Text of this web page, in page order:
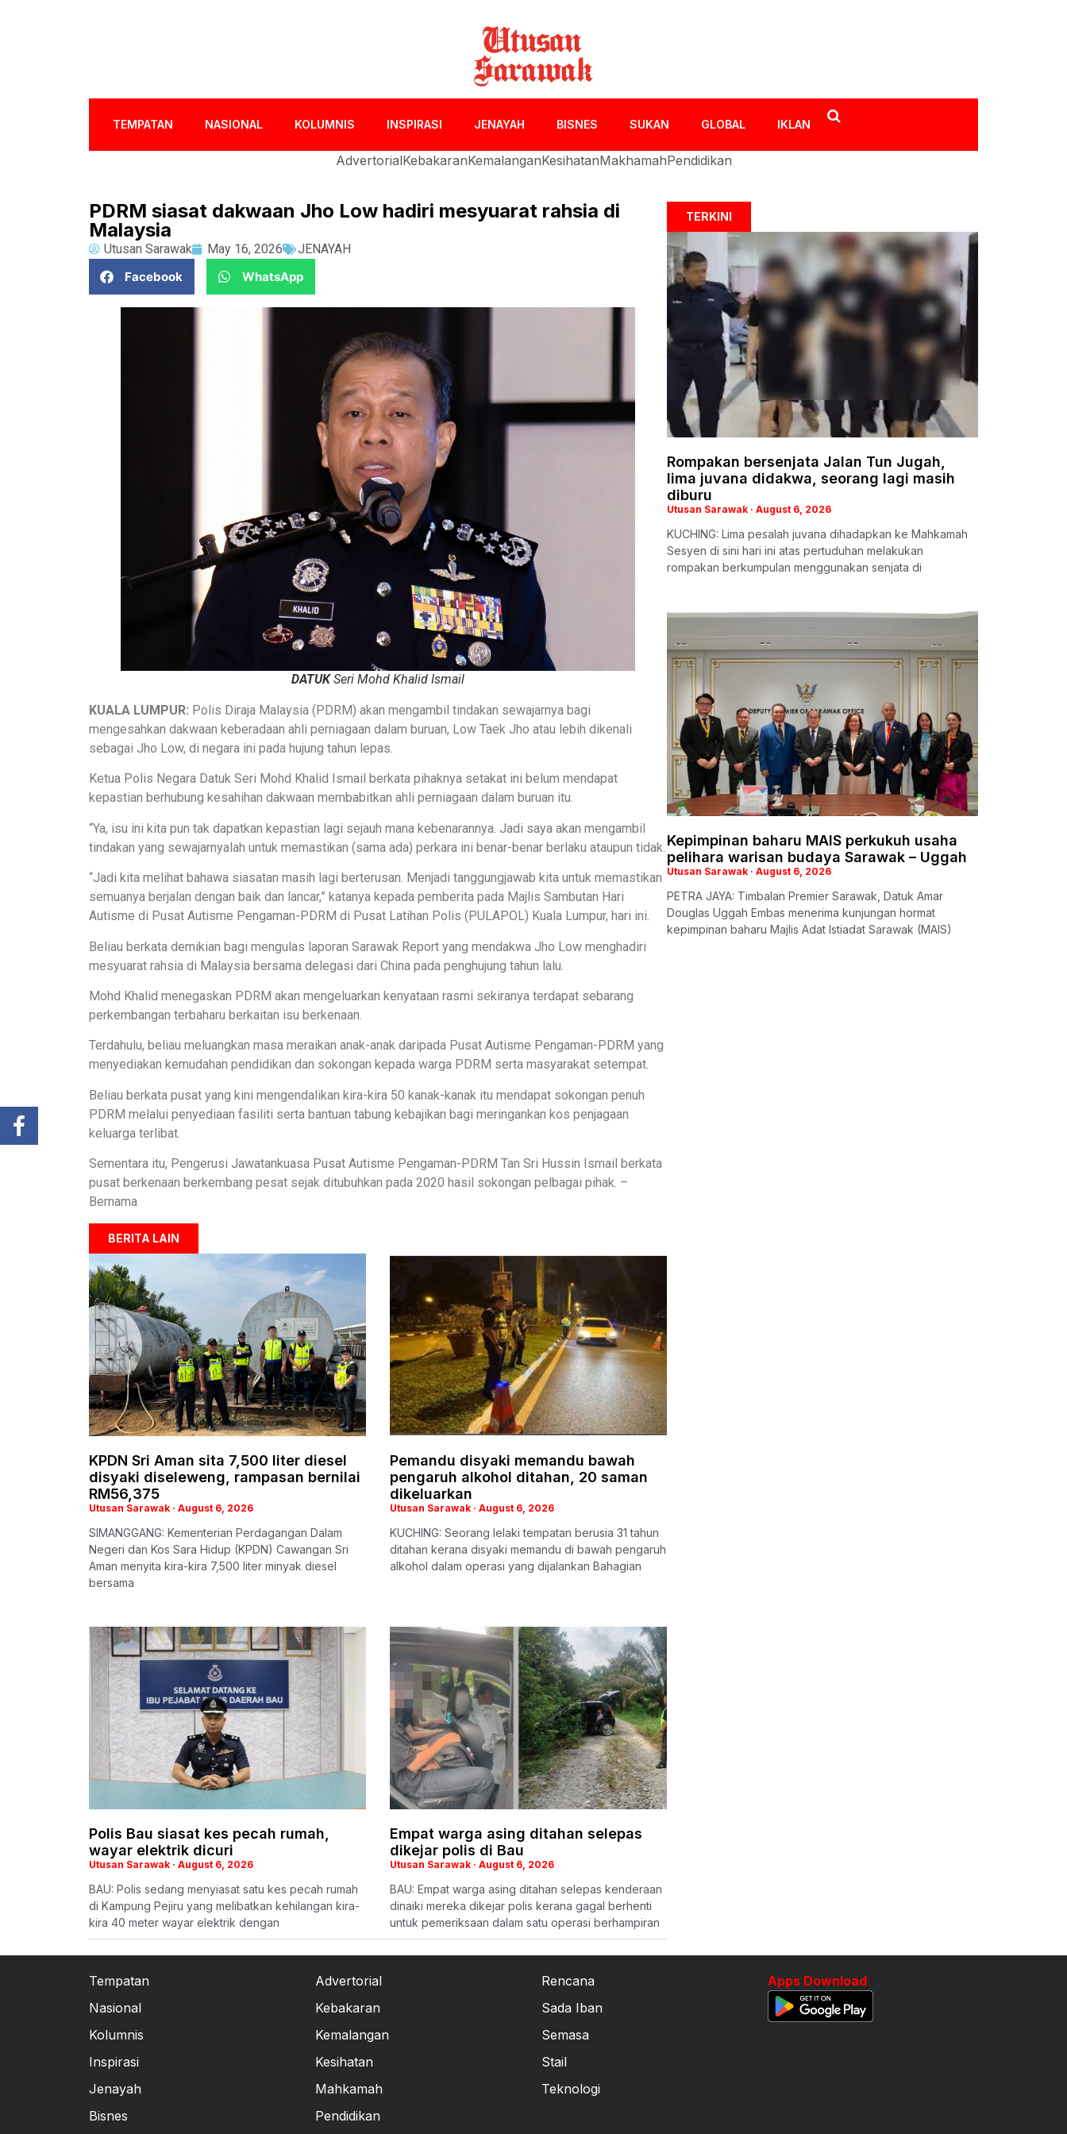
TEMPATAN NASIONAL KOLUMNIS INSPIRASI JENAYAH BISNES SUKAN GLOBAL IKLAN
AdvertorialKebakaranKemalanganKesihatanMakhamahPendidikan
PDRM siasat dakwaan Jho Low hadiri mesyuarat rahsia di
Malaysia
Utusan Sarawak May 16, 2026
JENAYAH
Facebook
WhatsApp
DATUKSeri Mohd Khalid Ismail
KUALA LUMPUR: Polis Diraja Malaysia (PDRM) akan mengambil tindakan sewajarnya bagi
mengesahkan dakwaan keberadaan ahli perniagaan dalam buruan, Low Taek Jho atau lebih dikenali
sebagai Jho Low, di negara ini pada hujung tahun lepas.
Ketua Polis Negara Datuk Seri Mohd Khalid Ismail berkata pihaknya setakat ini belum mendapat
kepastian berhubung kesahihan dakwaan membabitkan ahli perniagaan dalam buruan itu.
“Ya, isu ini kita pun tak dapatkan kepastian lagi sejauh mana kebenarannya. Jadi saya akan mengambil
tindakan yang sewajarnyalah untuk memastikan (sama ada) perkara ini benar-benar berlaku ataupun tidak.
“Jadi kita melihat bahawa siasatan masih lagi berterusan. Menjadi tanggungjawab kita untuk memastikan
semuanya berjalan dengan baik dan lancar,” katanya kepada pemberita pada Majlis Sambutan Hari
Autisme di Pusat Autisme Pengaman-PDRM di Pusat Latihan Polis (PULAPOL) Kuala Lumpur, hari ini.
Beliau berkata demikian bagi mengulas laporan Sarawak Report yang mendakwa Jho Low menghadiri
mesyuarat rahsia di Malaysia bersama delegasi dari China pada penghujung tahun lalu.
Mohd Khalid menegaskan PDRM akan mengeluarkan kenyataan rasmi sekiranya terdapat sebarang
perkembangan terbaharu berkaitan isu berkenaan.
Terdahulu, beliau meluangkan masa meraikan anak-anak daripada Pusat Autisme Pengaman-PDRM yang
menyediakan kemudahan pendidikan dan sokongan kepada warga PDRM serta masyarakat setempat.
Beliau berkata pusat yang kini mengendalikan kira-kira 50 kanak-kanak itu mendapat sokongan penuh
PDRM melalui penyediaan fasiliti serta bantuan tabung kebajikan bagi meringankan kos penjagaan
keluarga terlibat.
Sementara itu, Pengerusi Jawatankuasa Pusat Autisme Pengaman-PDRM Tan Sri Hussin Ismail berkata
pusat berkenaan berkembang pesat sejak ditubuhkan pada 2020 hasil sokongan pelbagai pihak. –
Bernama
BERITA LAIN
KPDN Sri Aman sita 7,500 liter diesel
disyaki diseleweng, rampasan bernilai
RM56,375
Utusan Sarawak August 6, 2026
SIMANGGANG: Kementerian Perdagangan Dalam
Negeri dan Kos Sara Hidup (KPDN) Cawangan Sri
Aman menyita kira-kira 7,500 liter minyak diesel
bersama
Pemandu disyaki memandu bawah
pengaruh alkohol ditahan, 20 saman
dikeluarkan
Utusan Sarawak August 6, 2026
KUCHING: Seorang lelaki tempatan berusia 31 tahun
ditahan kerana disyaki memandu di bawah pengaruh
alkohol dalam operasi yang dijalankan Bahagian
Polis Bau siasat kes pecah rumah,
wayar elektrik dicuri
Utusan Sarawak August 6, 2026
BAU: Polis sedang menyiasat satu kes pecah rumah
di Kampung Pejiru yang melibatkan kehilangan kira-
kira 40 meter wayar elektrik dengan
Empat warga asing ditahan selepas
dikejar polis di Bau
Utusan Sarawak August 6, 2026
BAU: Empat warga asing ditahan selepas kenderaan
dinaiki mereka dikejar polis kerana gagal berhenti
untuk pemeriksaan dalam satu operasi berhampiran
TERKINI
Rompakan bersenjata Jalan Tun Jugah,
lima juvana didakwa, seorang lagi masih
diburu
Utusan Sarawak August 6, 2026
KUCHING: Lima pesalah juvana dihadapkan ke Mahkamah
Sesyen di sini hari ini atas pertuduhan melakukan
rompakan berkumpulan menggunakan senjata di
Kepimpinan baharu MAIS perkukuh usaha
pelihara warisan budaya Sarawak – Uggah
Utusan Sarawak August 6, 2026
PETRA JAYA: Timbalan Premier Sarawak, Datuk Amar
Douglas Uggah Embas menerima kunjungan hormat
kepimpinan baharu Majlis Adat Istiadat Sarawak (MAIS)
Tempatan
Nasional
Kolumnis
Inspirasi
Jenayah
Bisnes
Advertorial
Kebakaran
Kemalangan
Kesihatan
Mahkamah
Pendidikan
Rencana
Sada Iban
Semasa
Stail
Teknologi
Apps Download